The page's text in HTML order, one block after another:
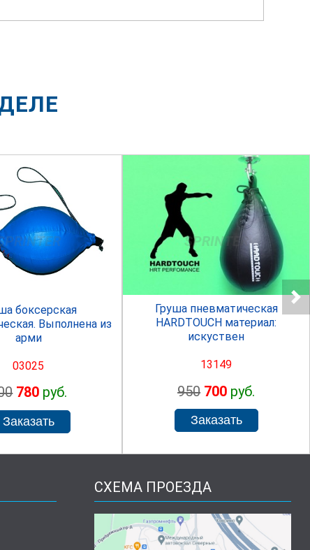
боксерская
Выполнена из
арми
03025
780 руб.
SPRINTER
Груша пневматическая
HARDTOUCH материал:
искуствен
13149
950 700 руб.
СХЕМА ПРОЕЗДА